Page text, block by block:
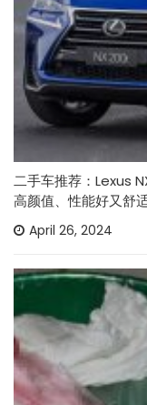
二手车推荐：Lexus
高颜值、性能好又舒
April 26, 2024